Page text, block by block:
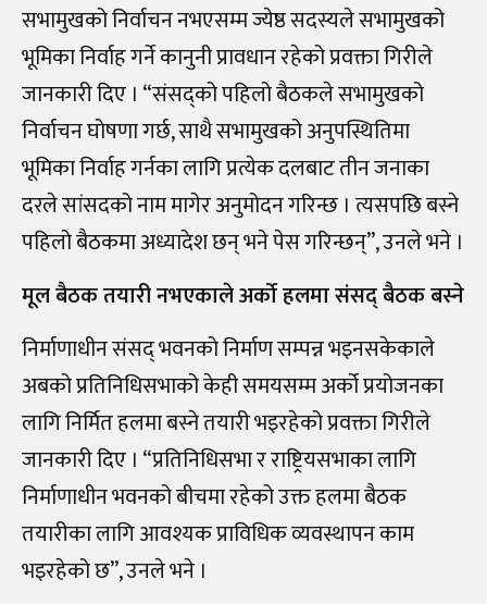
सभामुखको निर्वाचन नभएसम्म ज्येष्ठ सदस्यले सभामुखको
भूमिका निर्वाह गर्ने कानुनी प्रावधान रहेको प्रवक्ता गिरीले
जानकारी दिए । “संसद्को पहिलो बैठकले सभामुखको
निर्वाचन घोषणा गर्छ, साथै सभामुखको अनुपस्थितिमा
भूमिका निर्वाह गर्नका लागि प्रत्येक दलबाट तीन जनाका
दरले सांसदको नाम मागेर अनुमोदन गरिन्छ । त्यसपछि बस्ने
पहिलो बैठकमा अध्यादेश छन् भने पेस गरिन्छन्”, उनले भने ।
मूल बैठक तयारी नभएकाले अर्को हलमा संसद् बैठक बस्ने
निर्माणाधीन संसद् भवनको निर्माण सम्पन्न भइनसकेकाले
अबको प्रतिनिधिसभाको केही समयसम्म अर्को प्रयोजनका
लागि निर्मित हलमा बस्ने तयारी भइरहेको प्रवक्ता गिरीले
जानकारी दिए । “प्रतिनिधिसभा र राष्ट्रियसभाका लागि
निर्माणाधीन भवनको बीचमा रहेको उक्त हलमा बैठक
तयारीका लागि आवश्यक प्राविधिक व्यवस्थापन काम
भइरहेको छ”, उनले भने ।